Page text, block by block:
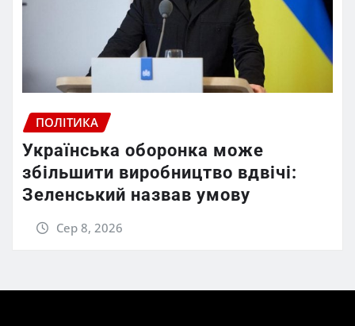
ПОЛІТИКА
Українська оборонка може
збільшити виробництво вдвічі:
Зеленський назвав умову
Сер 8, 2026